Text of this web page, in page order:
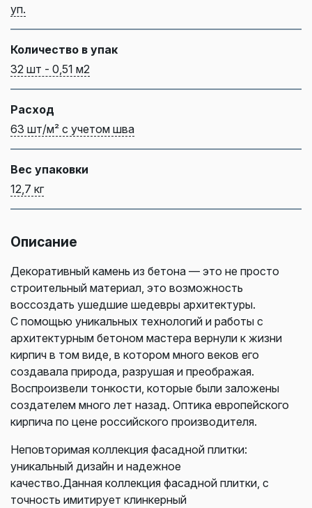
уп.
Количество в упак
32 шт - 0,51 м2
Расход
63 шт/м² с учетом шва
Вес упаковки
12,7 кг
Описание
Декоративный камень из бетона — это не просто
строительный материал, это возможность
воссоздать ушедшие шедевры архитектуры.
С помощью уникальных технологий и работы с
архитектурным бетоном мастера вернули к жизни
кирпич в том виде, в котором много веков его
создавала природа, разрушая и преображая.
Воспроизвели тонкости, которые были заложены
создателем много лет назад. Оптика европейского
кирпича по цене российского производителя.
Неповторимая коллекция фасадной плитки:
уникальный дизайн и надежное
качество.Данная коллекция фасадной плитки, с
точность имитирует клинкерный